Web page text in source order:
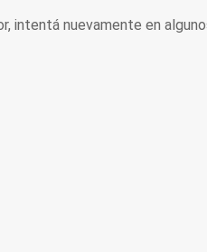
intentá nuevamente en